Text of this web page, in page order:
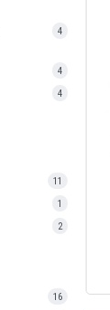
4
4
4
11
1
2
16